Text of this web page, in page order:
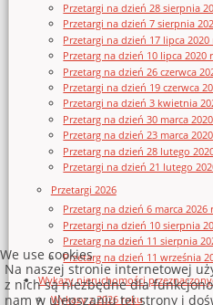
Przetargi na dzień 28 sierpnia
Przetargi na dzień 7 sierpnia
Przetargi na dzień 17 lipca 2020
Przetarg na dzień 10 lipca 2020 r
Przetarg na dzień 26 czerwca
Przetargi na dzień 19 czerwca
Przetargi na dzień 3 kwietnia
Przetarg na dzień 30 marca
Przetarg na dzień 23 marca
Przetarg na dzień 28 lutego
Przetargi na dzień 21 lutego
Przetargi 2026
Przetarg na dzień 6 marca 2026
Przetargi na dzień 10 sierpnia
Przetarg na dzień 11 sierpnia
Przetarg na dzień 11 września
Wykazy nieruchomości
Wykazy z 2026 roku
We use cookies
Na naszej stronie internetowej
z nich są niezbędne dla
nam w ulepszaniu tej strony i